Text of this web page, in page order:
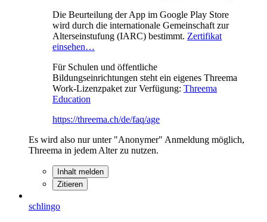
Die Beurteilung der App im Google Play Store
wird durch die internationale Gemeinschaft zur
Alterseinstufung (IARC) bestimmt. Zertifikat
einsehen…
Für Schulen und öffentliche
Bildungseinrichtungen steht ein eigenes Threema
Work-Lizenzpaket zur Verfügung: Threema
Education
https://threema.ch/de/faq/age
Es wird also nur unter "Anonymer" Anmeldung möglich,
Threema in jedem Alter zu nutzen.
Inhalt melden
Zitieren
schlingo